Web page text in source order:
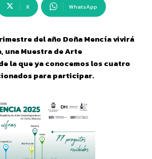
X WhatsApp
del año Doña Mencía vivirá
una Muestra de Arte
la que ya conocemos los cuatro
para participar.